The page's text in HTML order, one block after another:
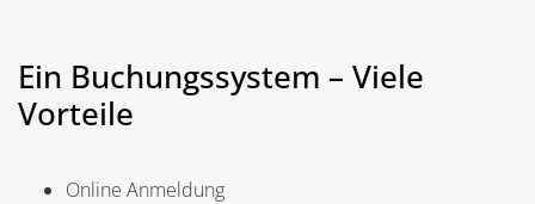
Ein Buchungssystem – Viele
Vorteile
Online Anmeldung